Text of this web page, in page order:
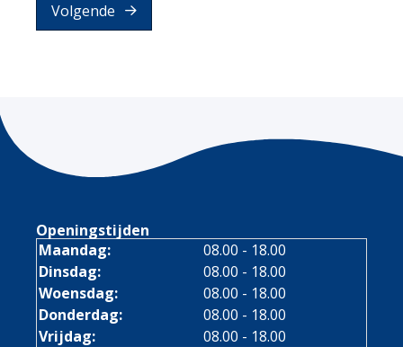
Volgende
Openingstijden
Maandag:
08.00 - 18.00
Dinsdag:
08.00 - 18.00
Woensdag:
08.00 - 18.00
Donderdag:
08.00 - 18.00
Vrijdag:
08.00 - 18.00